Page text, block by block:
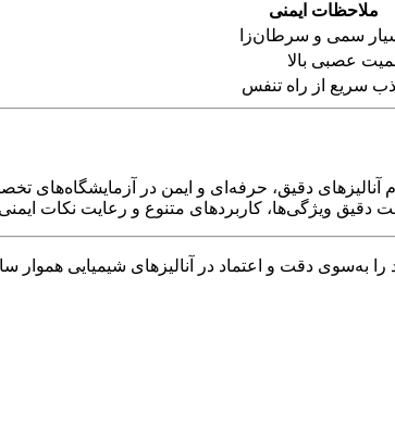
ملاحظات ایمنی
سمی و سرطان‌زا
عصبی بالا
سریع از راه تنفس
آنالیزهای دقیق، حرفه‌ای و ایمن در
دقیق ویژگی‌ها، کاربردهای متنوع و رعایت نکات
به‌سوی دقت و اعتماد در آنالیزهای شیمیایی هموار